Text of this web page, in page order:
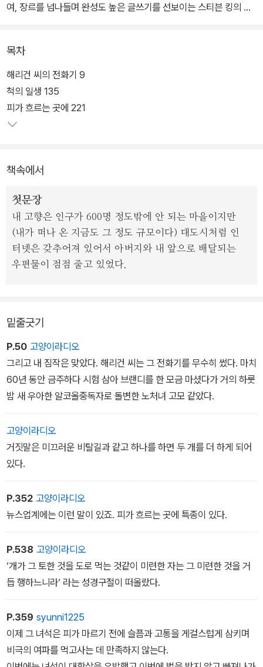
여, 장르를 넘나들며 완성도 높은 글쓰기를 선보이는 스티븐 킹의 중
매력을 한껏 담아낸다.
시신과 함께 관에 들어간 휴대폰으로부터 문자가 온다는 설정의 「해
리건 씨의 전화기」와 작가로서 성공을 꿈꾸던 한 사내가 기이한 선택
의 기로에 놓인다는 「쥐」는 스티븐 킹식 호러 단편의 진수를 보여준
등극한 홀리 기브니를 주인공으로 하고 있는 오컬트 스릴러이다.
목차
해리건 씨의 전화기 9
척의 일생 135
피가 흐르는 곳에 221
책속에서
첫문장
내 고향은 인구가 600명 정도밖에 안 되는 마을이지만
(내가 떠나 온 지금도 그 정도 규모이다) 대도시처럼 인
터넷은 갖추어져 있어서 아버지와 내 앞으로 배달되는
우편물이 점점 줄고 있었다.
밑줄긋기
P.50 고양이라디오
그리고 내 짐작은 맞았다. 해리건 씨는 그 전화기를 무수히 썼다. 마치
60년 동안 금주하다 시험 삼아 브랜디를 한 모금 마셨다가 거의 하룻
밤 새 우아한 알코올중독자로 돌변한 노처녀 고모 같았다.
고양이라디오
거짓말은 미끄러운 비탈길과 같고 하나를 하면 두 개를 더 하게 되어
있다.
P.352 고양이라디오
뉴스업계에는 이런 말이 있죠. 피가 흐르는 곳에 특종이 있다.
P.538 고양이라디오
‘개가 그 토한 것을 도로 먹는 것같이 미련한 자는 그 미련한 것을 거
듭 행하느니라‘ 라는 성경구절이 떠올랐다.
P.359 syunni1225
이제 그 녀석은 피가 마르기 전에 슬픔과 고통을 게걸스럽게 삼키며
비극의 여파를 먹고사는 데 만족하지 않는다.